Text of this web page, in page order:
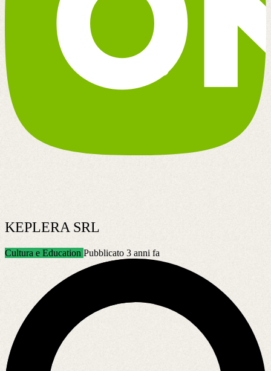
KEPLERA SRL
Cultura e Education Pubblicato 3 anni fa